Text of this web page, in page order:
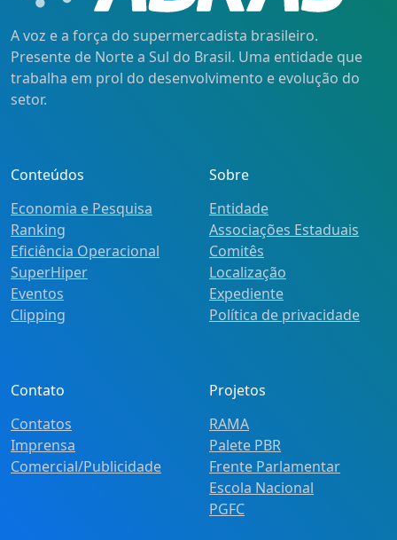
A voz e a força do supermercadista brasileiro.
Presente de Norte a Sul do Brasil. Uma entidade que
trabalha em prol do desenvolvimento e evolução do
setor.
Conteúdos
Economia e Pesquisa
Ranking
Eficiência Operacional
SuperHiper
Eventos
Clipping
Sobre
Entidade
Associações Estaduais
Comitês
Localização
Expediente
Política de privacidade
Contato
Contatos
Imprensa
Comercial/Publicidade
Projetos
RAMA
Palete PBR
Frente Parlamentar
Escola Nacional
PGFC